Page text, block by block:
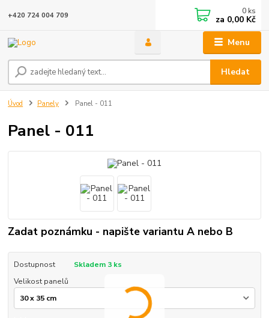
Menu
Hledat
+420 724 004 709 0 ks
za 0,00 Kč
Úvod Panely Panel - 011
Panel - 011
Zadat poznámku - napište variantu A nebo B
Dostupnost
Skladem 3 ks
Velikost panelů